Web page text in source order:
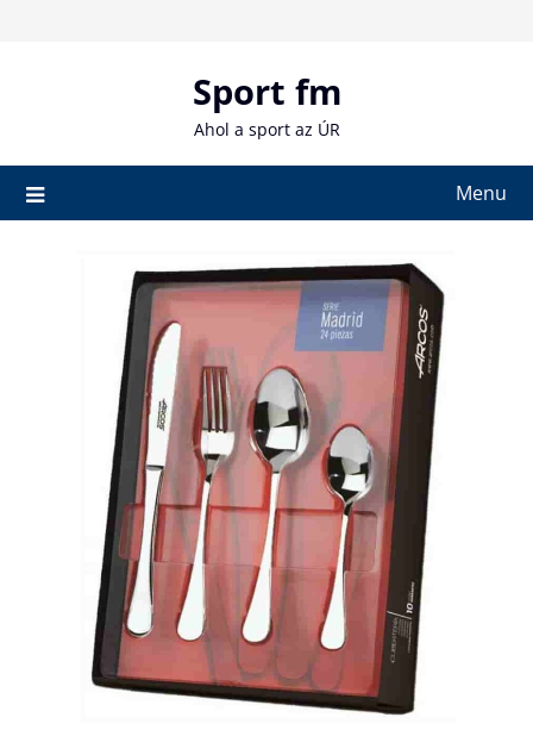
Sport fm
Ahol a sport az ÚR
Menu